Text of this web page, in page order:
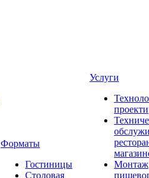
Форматы
Гостиницы
Столовая
Услуги
Монтаж